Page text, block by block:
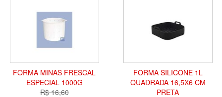
FORMA MINAS FRESCAL
ESPECIAL 1000G
R$ 16,60
FORMA SILICONE 1L
QUADRADA 16,5X6 CM
PRETA